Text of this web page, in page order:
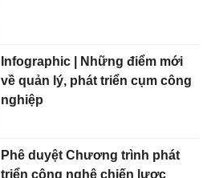
Infographic | Những điểm mới
về quản lý, phát triển cụm công
nghiệp
Phê duyệt Chương trình phát
triển công nghệ chiến lược